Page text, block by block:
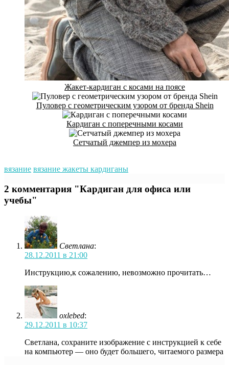
Жакет-кардиган с косами на поясе
Пуловер с геометрическим узором от бренда Shein
Кардиган с поперечными косами
Сетчатый джемпер из мохера
вязание вязание жакеты кардиганы
2 комментария "Кардиган для офиса или
учебы"
Светлана:
28.12.2011 в 21:00
Инструкцию,к сожалению, невозможно прочитать…
oxlebed:
29.12.2011 в 10:37
Светлана, сохраните изображение с инструкцией к себе
на компьютер — оно будет большего, читаемого размера